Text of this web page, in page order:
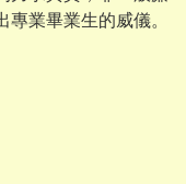
業畢業生的威儀。